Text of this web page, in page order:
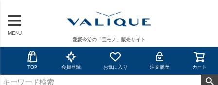
MENU
愛媛今治の「宝モノ」販売サイト
TOP 会員登録 お気に入り 注文履歴 カート